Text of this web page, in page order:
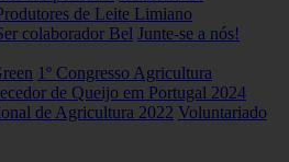
de Leite Limiano
colaborador Bel Junte-se a nós!
1º Congresso Agricultura
de Queijo em Portugal 2024
de Agricultura 2022 Voluntariado